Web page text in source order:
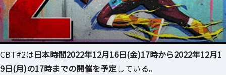
CBT#2は日本時間2022年12月16日(金)17時から2022年12月1
9日(月)の17時までの開催を予定している。